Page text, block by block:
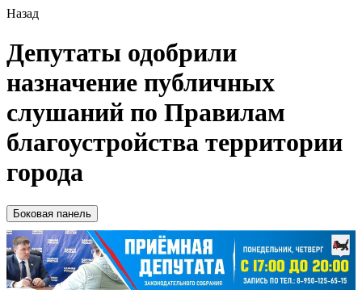
Назад
Депутаты одобрили
назначение публичных
слушаний по Правилам
благоустройства территории
города
Боковая панель